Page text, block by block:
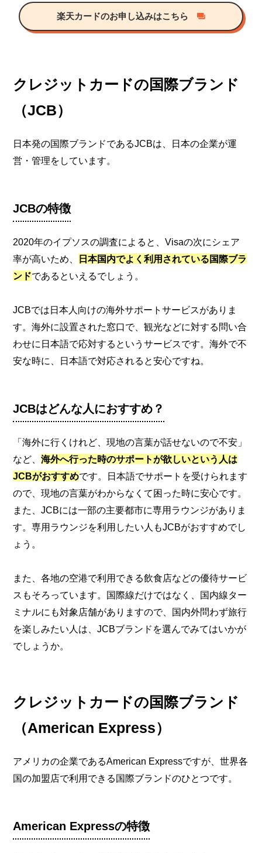
楽天カードのお申し込みはこちら
クレジットカードの国際ブランド
（JCB）
日本発の国際ブランドであるJCBは、日本の企業が運
営・管理をしています。
JCBの特徴
2020年のイプソスの調査によると、Visaの次にシェア
率が高いため、
日本国内でよく利用されている国際ブラ
ンドであるといえるでしょう。
JCBでは日本人向けの海外サポートサービスがありま
す。海外に設置された窓口で、観光などに対する問い合
わせに日本語で応対するというサービスです。海外で不
安な時に、日本語で対応されると安心ですね。
JCBはどんな人におすすめ？
「海外に行くけれど、現地の言葉が話せないので不安」
など、海外へ行った時のサポートが欲しいという人は
JCBがおすすめです。日本語でサポートを受けられます
ので、現地の言葉がわからなくて困った時に安心です。
また、JCBには一部の主要都市に専用ラウンジがありま
す。専用ラウンジを利用したい人もJCBがおすすめでし
ょう。
また、各地の空港で利用できる飲食店などの優待サービ
スもそろっています。国際線だけではなく、国内線ター
ミナルにも対象店舗がありますので、国内外問わず旅行
を楽しみたい人は、JCBブランドを選んでみてはいかが
でしょうか。
クレジットカードの国際ブランド
（American Express）
アメリカの企業であるAmerican Expressですが、世界各
国の加盟店で利用できる国際ブランドのひとつです。
American Expressの特徴